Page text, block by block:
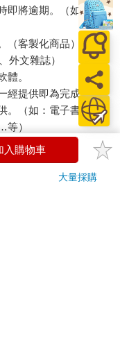
即將逾期。（如：生
（客製化商品）
外文雜誌）
體。
經提供即為完成之線
。（如：電子書、電
）
衣褲、刮鬍刀、除毛
猶豫期（含例假
入購物車
大量採購